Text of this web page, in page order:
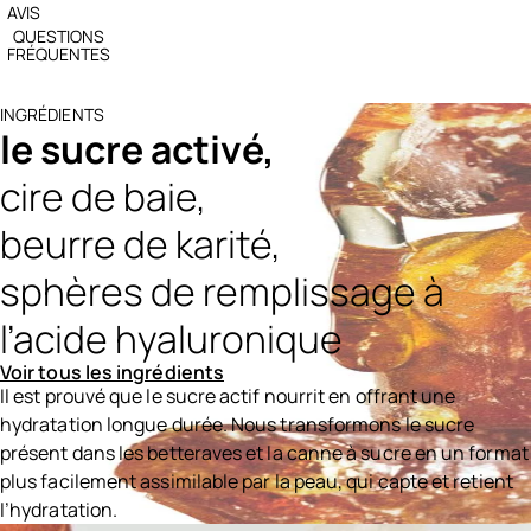
AVIS
QUESTIONS
FRÉQUENTES
INGRÉDIENTS
le sucre activé,
cire de baie,
beurre de karité,
sphères de remplissage à
l’acide hyaluronique
Voir tous les ingrédients
Il est prouvé que le sucre actif nourrit en offrant une
hydratation longue durée. Nous transformons le sucre
présent dans les betteraves et la canne à sucre en un format
plus facilement assimilable par la peau, qui capte et retient
l’hydratation.